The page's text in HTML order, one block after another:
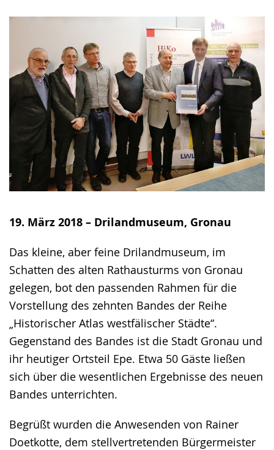
19. März 2018 – Drilandmuseum, Gronau
Das kleine, aber feine Drilandmuseum, im
Schatten des alten Rathausturms von Gronau
gelegen, bot den passenden Rahmen für die
Vorstellung des zehnten Bandes der Reihe
„Historischer Atlas westfälischer Städte“.
Gegenstand des Bandes ist die Stadt Gronau und
ihr heutiger Ortsteil Epe. Etwa 50 Gäste ließen
sich über die wesentlichen Ergebnisse des neuen
Bandes unterrichten.
Begrüßt wurden die Anwesenden von Rainer
Doetkotte, dem stellvertretenden Bürgermeister